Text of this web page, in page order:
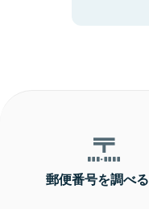
郵便番号を調べる